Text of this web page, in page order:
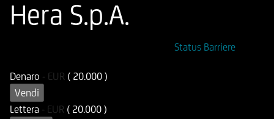
Hera S.p.A.
Status Barriere
Denaro - EUR ( 20.000 )
Vendi
Lettera - EUR ( 20.000 )